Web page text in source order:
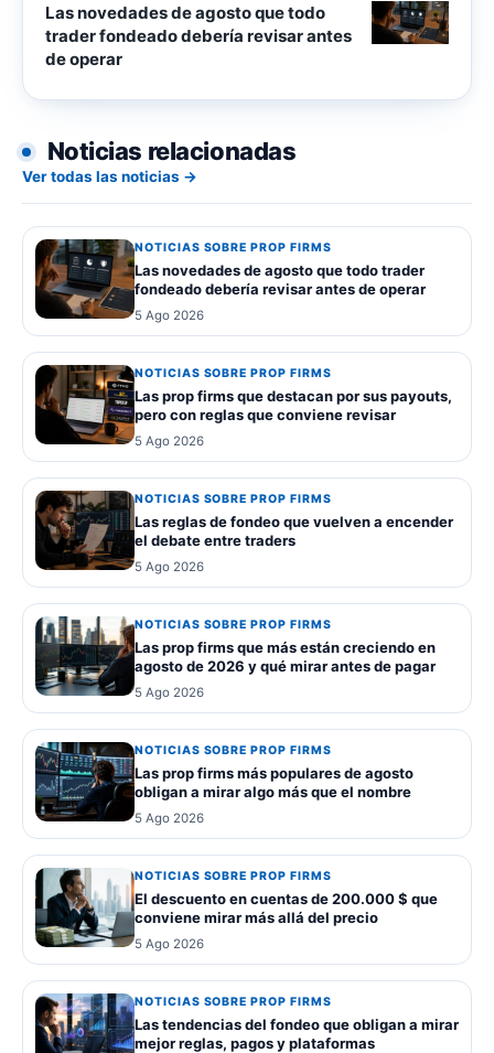
Las novedades de agosto que todo
trader fondeado debería revisar antes
de operar
Noticias relacionadas
Ver todas las noticias →
NOTICIAS SOBRE PROP FIRMS
Las novedades de agosto que todo trader
fondeado debería revisar antes de operar
5 Ago 2026
NOTICIAS SOBRE PROP FIRMS
Las prop firms que destacan por sus payouts,
pero con reglas que conviene revisar
5 Ago 2026
NOTICIAS SOBRE PROP FIRMS
Las reglas de fondeo que vuelven a encender
el debate entre traders
5 Ago 2026
NOTICIAS SOBRE PROP FIRMS
Las prop firms que más están creciendo en
agosto de 2026 y qué mirar antes de pagar
5 Ago 2026
NOTICIAS SOBRE PROP FIRMS
Las prop firms más populares de agosto
obligan a mirar algo más que el nombre
5 Ago 2026
NOTICIAS SOBRE PROP FIRMS
El descuento en cuentas de 200.000 $ que
conviene mirar más allá del precio
5 Ago 2026
NOTICIAS SOBRE PROP FIRMS
Las tendencias del fondeo que obligan a mirar
mejor reglas, pagos y plataformas